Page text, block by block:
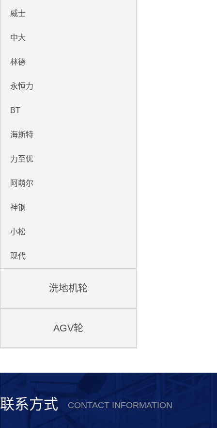
威士
中大
林德
永恒力
BT
海斯特
力至优
阿萌尔
神钢
小松
现代
洗地机轮
AGV轮
联系方式 CONTACT INFORMATION